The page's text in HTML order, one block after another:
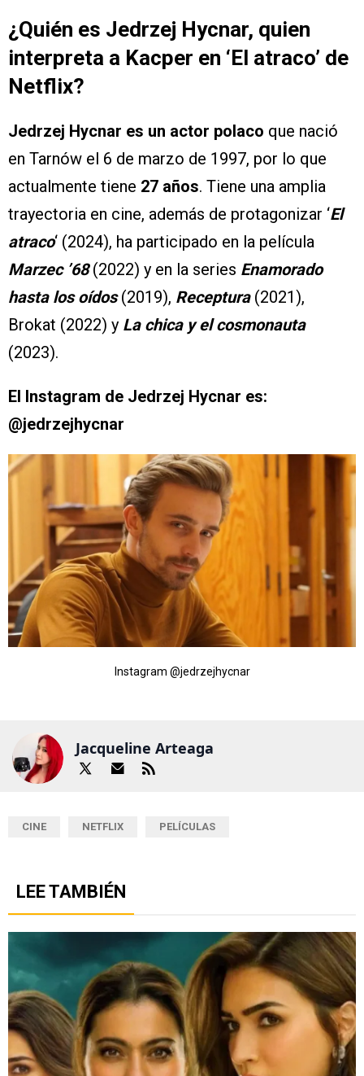
¿Quién es Jedrzej Hycnar, quien
interpreta a Kacper en ‘El atraco’ de
Netflix?
Jedrzej Hycnar es un actor polaco que nació
en Tarnów el 6 de marzo de 1997, por lo que
actualmente tiene 27 años. Tiene una amplia
trayectoria en cine, además de protagonizar ‘El
atraco‘ (2024), ha participado en la película
Marzec ’68(2022) y en la series Enamorado
hasta los oídos(2019), Receptura (2021),
Brokat (2022) y La chica y el cosmonauta
(2023).
El Instagram de Jedrzej Hycnar es:
@jedrzejhycnar
Instagram @jedrzejhycnar
Jacqueline Arteaga
CINE NETFLIX PELÍCULAS
LEE TAMBIÉN